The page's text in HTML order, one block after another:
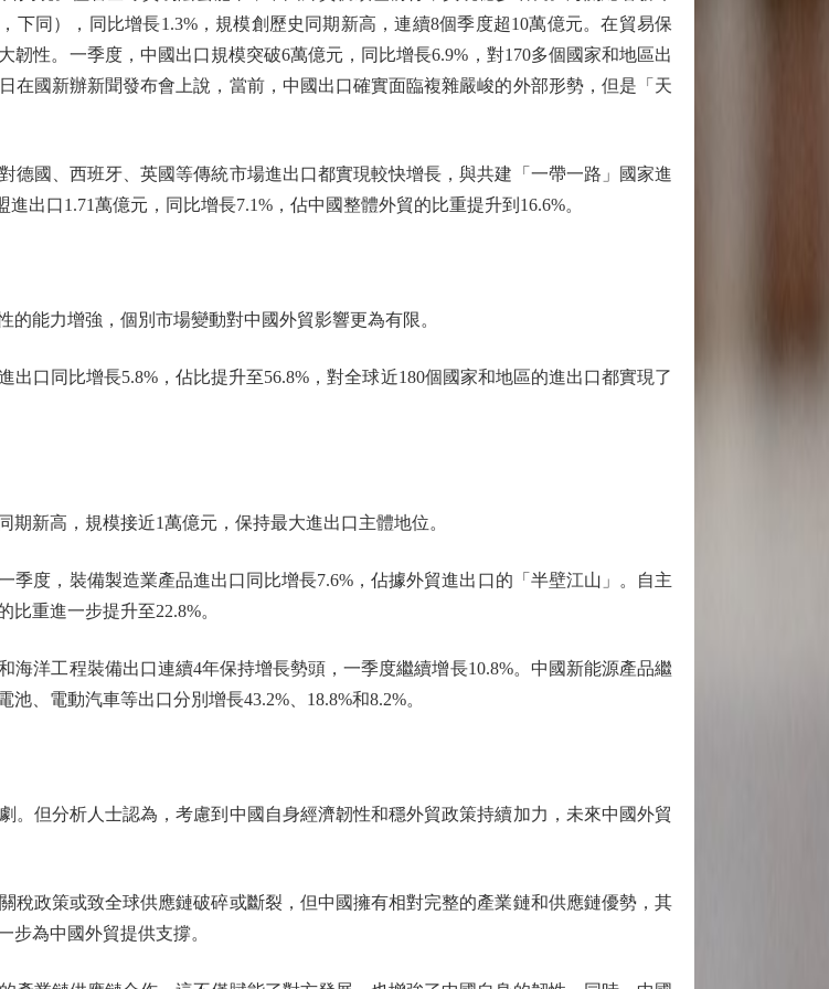
下同），同比增長1.3%，規模創歷史同期新高，連續8個季度超10萬億元。在貿易保
性。一季度，中國出口規模突破6萬億元，同比增長6.9%，對170多個國家和地區出
在國新辦新聞發布會上說，當前，中國出口確實面臨複雜嚴峻的外部形勢，但是「天
國、西班牙、英國等傳統市場進出口都實現較快增長，與共建「一帶一路」國家進
出口1.71萬億元，同比增長7.1%，佔中國整體外貿的比重提升到16.6%。
能力增強，個別市場變動對中國外貿影響更為有限。
同比增長5.8%，佔比提升至56.8%，對全球近180個國家和地區的進出口都實現了
新高，規模接近1萬億元，保持最大進出口主體地位。
度，裝備製造業產品進出口同比增長7.6%，佔據外貿進出口的「半壁江山」。自主
重進一步提升至22.8%。
洋工程裝備出口連續4年保持增長勢頭，一季度繼續增長10.8%。中國新能源產品繼
、電動汽車等出口分別增長43.2%、18.8%和8.2%。
但分析人士認為，考慮到中國自身經濟韌性和穩外貿政策持續加力，未來中國外貿
政策或致全球供應鏈破碎或斷裂，但中國擁有相對完整的產業鏈和供應鏈優勢，其
步為中國外貿提供支撐。